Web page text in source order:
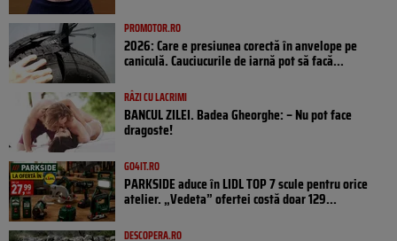
PROMOTOR.RO
2026: Care e presiunea corectă în anvelope pe
caniculă. Cauciucurile de iarnă pot să facă...
RÂZI CU LACRIMI
BANCUL ZILEI. Badea Gheorghe: – Nu pot face
dragoste!
GO4IT.RO
PARKSIDE aduce în LIDL TOP 7 scule pentru orice
atelier. „Vedeta” ofertei costă doar 129...
DESCOPERA.RO